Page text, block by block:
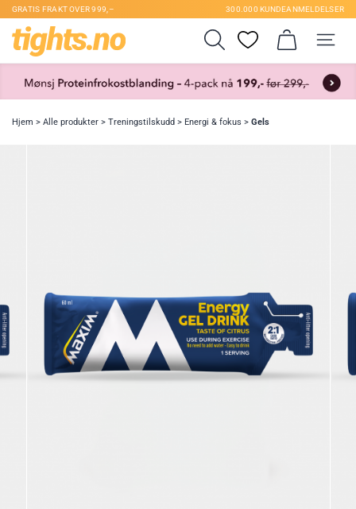
GRATIS FRAKT OVER 999,– 300.000 KUNDEANMELDELSER
Hjem > Alle produkter > Treningstilskudd > Energi & fokus > Gels